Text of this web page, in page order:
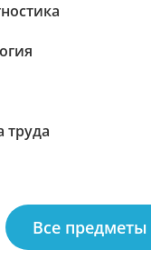
труда
Все предметы